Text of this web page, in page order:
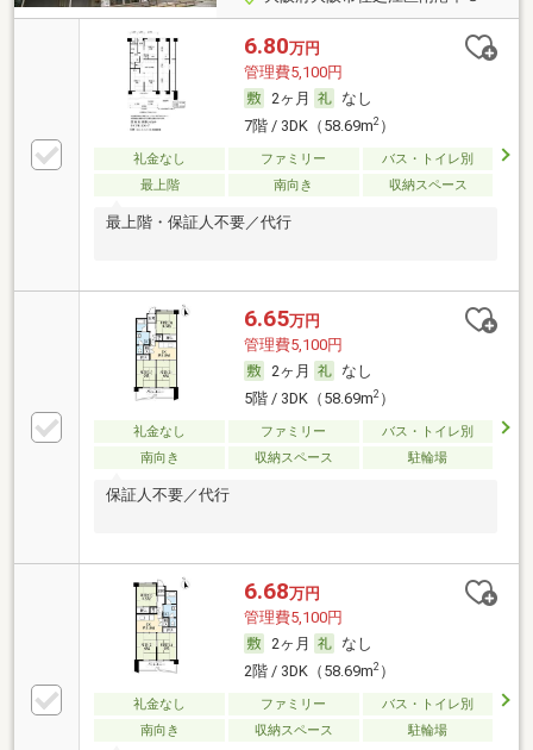
6.80万円
管理費5,100円
2ヶ月
なし
7階 / 3DK（58.69m2）
礼金なし ファミリー
バス・トイレ別
最上階
南向き 収納スペース
最上階・保証人不要／代行
6.65万円
管理費5,100円
2ヶ月
なし
5階 / 3DK（58.69m2）
礼金なし ファミリー
バス・トイレ別
南向き
収納スペース 駐輪場
保証人不要／代行
6.68万円
管理費5,100円
2ヶ月
なし
2階 / 3DK（58.69m2）
礼金なし ファミリー
バス・トイレ別
南向き
収納スペース 駐輪場